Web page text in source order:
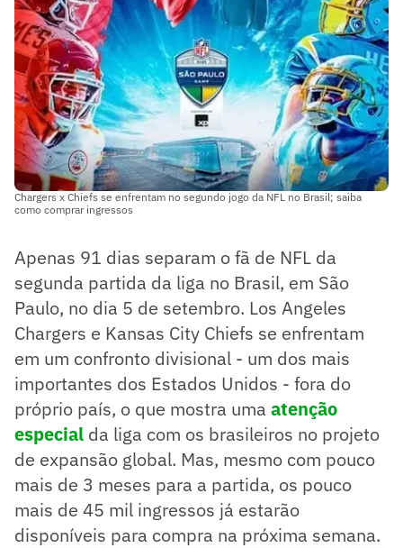
Chargers x Chiefs se enfrentam no segundo jogo da NFL no Brasil; saiba
como comprar ingressos
Apenas 91 dias separam o fã de NFL da
segunda partida da liga no Brasil, em São
Paulo, no dia 5 de setembro. Los Angeles
Chargers e Kansas City Chiefs se enfrentam
em um confronto divisional - um dos mais
importantes dos Estados Unidos - fora do
próprio país, o que mostra uma atenção
especial da liga com os brasileiros no projeto
de expansão global. Mas, mesmo com pouco
mais de 3 meses para a partida, os pouco
mais de 45 mil ingressos já estarão
disponíveis para compra na próxima semana.